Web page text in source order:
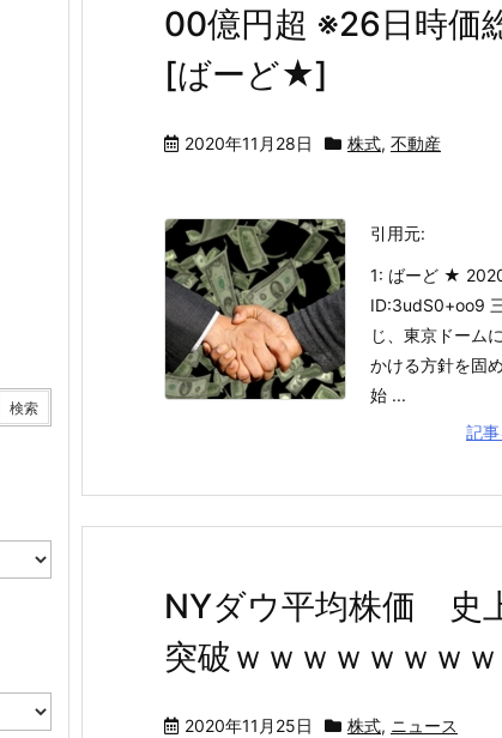
00億円超 ※26日時価
[ばーど★]
2020年11月28日 株式, 不動産
引用元:
1: ばーど ★
ID:3udS0+oo9
じ、東京ドーム
かける方針を固
始 ...
記
NYダウ平均株価 史
突破ｗｗｗｗｗｗｗ
2020年11月25日 株式, ニュース